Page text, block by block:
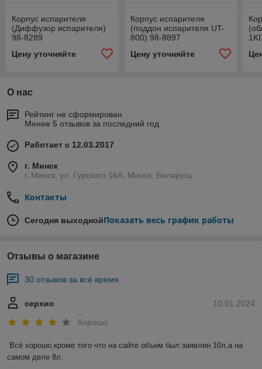
Корпус испарителя
(Диффузор испарителя)
98-8289
Цену уточняйте
Корпус испарителя
(поддон испарителя UT-
800) 98-8897
Цену уточняйте
О нас
Рейтинг не сформирован
Менее 5 отзывов за последний год
Работает с 12.03.2017
г. Минск
г. Минск, ул. Гурского 16А, Минск, Беларусь
Контакты
Сегодня выходнойПоказать весь график работы
Отзывы о магазине
30 отзывов за всё время
10.01.2024
серхио
Хорошо
Всё хорошо,кроме того что на сайте объем был заявлен 10л,а на
самом деле 8л.